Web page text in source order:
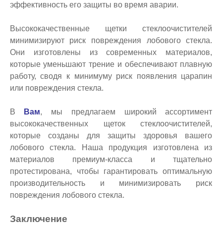
эффективность его защиты во время аварии.
Высококачественные щетки стеклоочистителей
минимизируют риск повреждения лобового стекла.
Они изготовлены из современных материалов,
которые уменьшают трение и обеспечивают плавную
работу, сводя к минимуму риск появления царапин
или повреждения стекла.
В Вам, мы предлагаем широкий ассортимент
высококачественных щеток стеклоочистителей,
которые созданы для защиты здоровья вашего
лобового стекла. Наша продукция изготовлена из
материалов премиум-класса и тщательно
протестирована, чтобы гарантировать оптимальную
производительность и минимизировать риск
повреждения лобового стекла.
Заключение